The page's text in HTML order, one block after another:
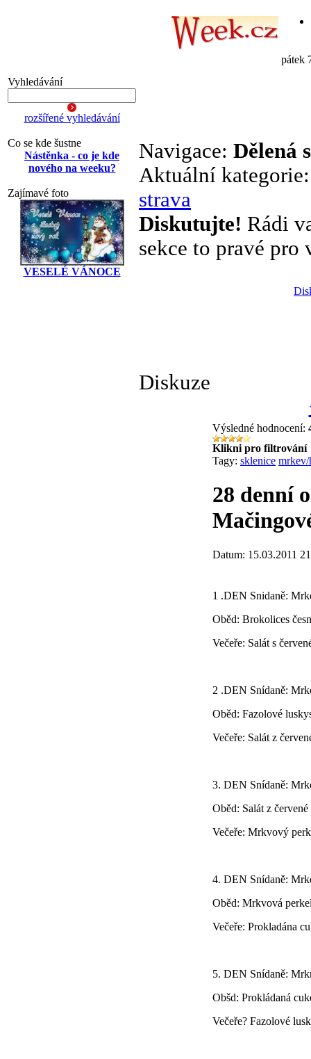
pátek
Vyhledávání
rozšířené vyhledávání
Co se kde šustne
Nástěnka - co je kde
nového na weeku?
Zajímavé foto
VESELÉ VÁNOCE
Navigace: Dělená
Aktuální
strava
Diskutujte! Rádi
sekce to pravé pro
Diskuze
Výsledné hodnocení:
Klikni pro filtrování
Tagy: sklenice mrkev/
28 denní
Datum: 15.03.2011
1 .DEN Snidaně:
Oběd: Brokolices
Večeře: Salát s
2 .DEN Snídaně:
Oběd: Fazolové
Večeře: Salát z
3. DEN Snídaně:
Oběd: Salát z
Večeře: Mrkvový
4. DEN Snídaně:
Oběd: Mrkvová
Večeře: Prokladána
5. DEN Snídaně:
Obšd: Prokládaná
Večeře? Fazolové